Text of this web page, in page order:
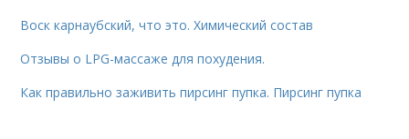
Воск карнаубский, что это. Химический состав
Отзывы о LPG-массаже для похудения.
Как правильно заживить пирсинг пупка. Пирсинг пупка